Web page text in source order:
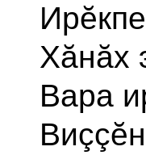
Хăнăх
Вара